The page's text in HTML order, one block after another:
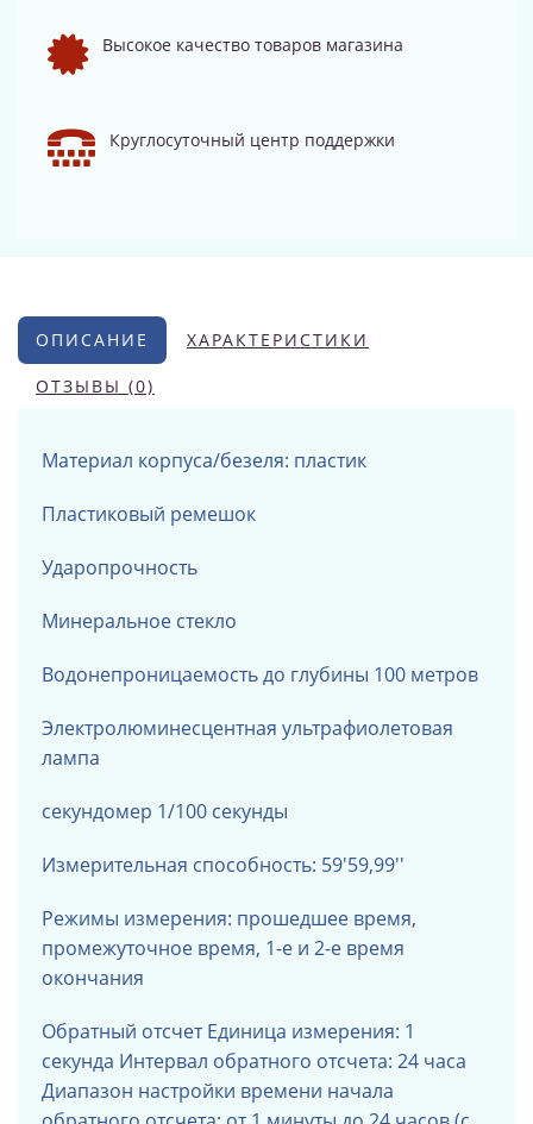
Высокое качество товаров магазина
Круглосуточный центр поддержки
ОПИСАНИЕ ХАРАКТЕРИСТИКИ
ОТЗЫВЫ (0)
Материал корпуса/безеля: пластик
Пластиковый ремешок
Ударопрочность
Минеральное стекло
Водонепроницаемость до глубины 100 метров
Электролюминесцентная ультрафиолетовая
лампа
секундомер 1/100 секунды
Измерительная способность: 59'59,99''
Режимы измерения: прошедшее время,
промежуточное время, 1-е и 2-е время
окончания
Обратный отсчет Единица измерения: 1
секунда Интервал обратного отсчета: 24 часа
Диапазон настройки времени начала